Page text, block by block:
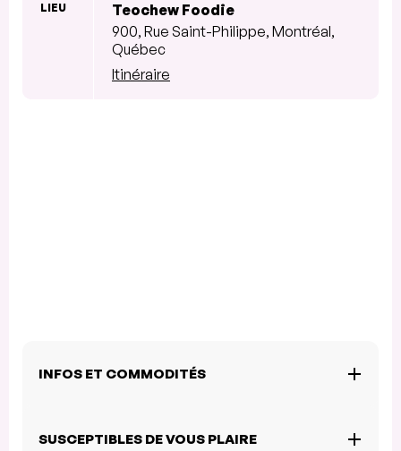
LIEU
Teochew Foodie
900, Rue Saint-Philippe, Montréal,
Québec
Itinéraire
INFOS ET COMMODITÉS
SUSCEPTIBLES DE VOUS PLAIRE